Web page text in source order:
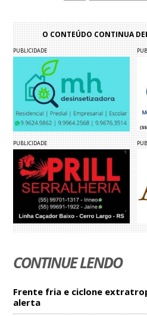
O CONTEÚDO CONTINUA
PUBLICIDADE
PUBLICIDADE
CONTINUE LENDO
Frente fria e ciclone
alerta